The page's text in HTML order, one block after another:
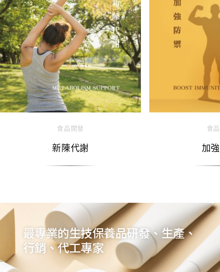
食品開發
新陳代謝
食
加
最專業的生技保養品研發、生產、
行銷、代工專家